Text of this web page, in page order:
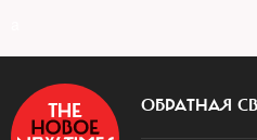
ОБРАТНАЯ